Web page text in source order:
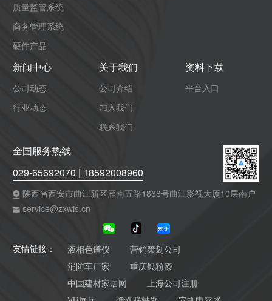
质量监管系统
商务管理系统
硬件产品
新闻中心
公司动态
行业动态
关于我们
公司介绍
加入我们
联系我们
资料下载
平台入口
全国服务热线
029-65692070 | 18592008960
陕西省西安市曲江新区雁南五路1868号曲江影视大厦10层南户
service@zxwis.cn
友情链接： 液相色谱仪
营销策划公司
消防车厂家
重庆银粉漆
中国建材家居网
上海公司注册